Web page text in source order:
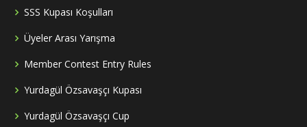
SSS Kupası Koşulları
Üyeler Arası Yarışma
Member Contest Entry Rules
Yurdagül Özsavaşçı Kupası
Yurdagül Özsavaşçı Cup